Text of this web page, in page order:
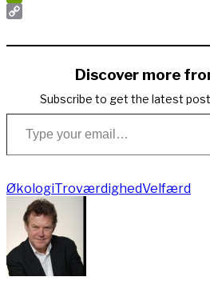
PrintFriendly
Link
Discover more
Subscribe to get the latest
Type your email…
ØkologiTroværdighedVelfærd